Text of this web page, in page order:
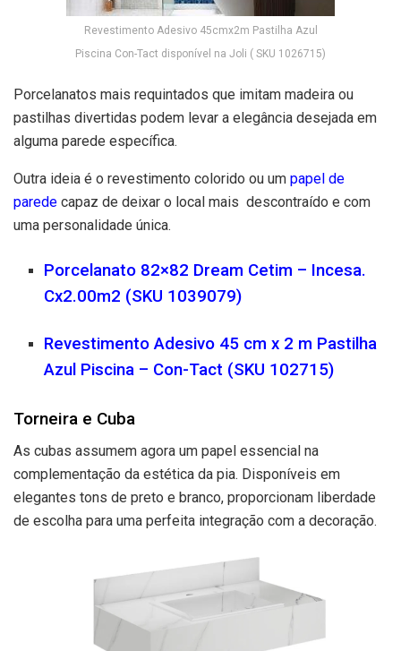
Revestimento Adesivo 45cmx2m Pastilha Azul
Piscina Con-Tact disponível na Joli ( SKU 1026715)
Porcelanatos mais requintados que imitam madeira ou
pastilhas divertidas podem levar a elegância desejada em
alguma parede específica.
Outra ideia é o revestimento colorido ou um papel de
parede capaz de deixar o local mais descontraído e com
uma personalidade única.
Porcelanato 82×82 Dream Cetim – Incesa.
Cx2.00m2 (SKU 1039079)
Revestimento Adesivo 45 cm x 2 m Pastilha
Azul Piscina – Con-Tact (SKU 102715)
Torneira e Cuba
As cubas assumem agora um papel essencial na
complementação da estética da pia. Disponíveis em
elegantes tons de preto e branco, proporcionam liberdade
de escolha para uma perfeita integração com a decoração.